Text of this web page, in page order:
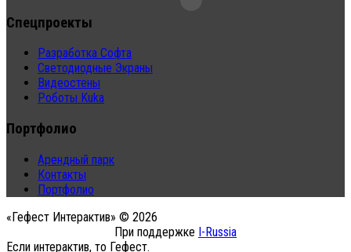
Спецпроекты
Разработка Софта
Светодиодные Экраны
Видеостены
Роботы Kuka
Портфолио
Арендный парк
Контакты
Портфолио
«Гефест Интерактив» © 2026
При поддержке I-Russia
Если интерактив, то Гефест.